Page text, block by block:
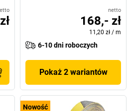
netto
168,- zł
11,20 zł / m
6-10 dni roboczych
Pokaż 2 wariantów
Nowość